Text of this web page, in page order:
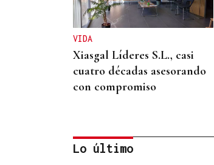
VIDA
Xiasgal Líderes S.L., casi
cuatro décadas asesorando
con compromiso
Lo último